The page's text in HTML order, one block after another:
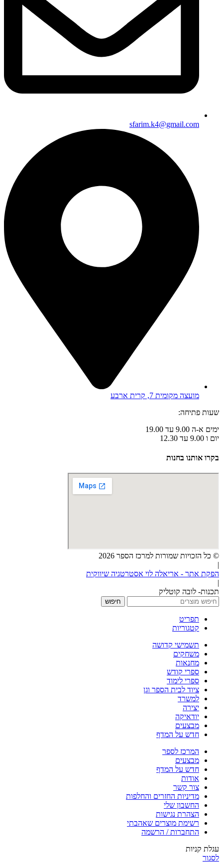
sfarim.k4@gmail.com
מועצה מקומית 7, קרית ארבע
שעות פתיחה:
ימים א-ה 9.00 עד 19.00
יום ו 9.00 עד 12.30
בקרו אותנו בחנות
© כל הזכויות שמורות למרכז הספר 2026
|
הפקת אתר - אריאלה לוי אסטרטגיה שיווקית
|
תכנות- לובה קוטליק
חיפוש
תפריט
קטגוריות
תשמישי קדושה
משחקים
מחנאות
ספרי קודש
ספרי לימוד
ציוד לבית הספר וגן
למשרד
יצירה
יודאיקה
מבצעים
חדש על המדף
המרכז לספר
מבצעים
חדש על המדף
אודות
צור קשר
מדיניות החזרים והחלפות
החשבון שלי
הצהרת נגישות
רשימת מוצרים שאהבתי
התחברות / הרשמה
עגלת קניות
לסגור